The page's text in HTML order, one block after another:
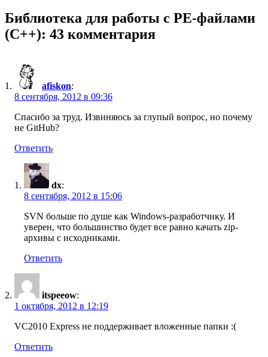
Библиотека для работы с PE-файлами
(C++): 43 комментария
afiskon:
8 сентября, 2012 в 09:36
Спасибо за труд. Извиняюсь за глупый вопрос, но почему
не GitHub?
Ответить
dx:
8 сентября, 2012 в 15:06
SVN больше по душе как Windows-разработчику. И
уверен, что большинство будет все равно качать zip-
архивы с исходниками.
Ответить
itspeeow:
1 октября, 2012 в 12:19
VC2010 Express не поддерживает вложенные папки :(
Ответить